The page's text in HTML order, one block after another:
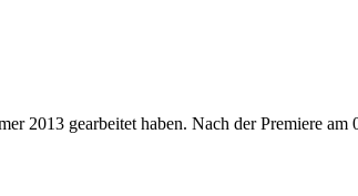
2013 gearbeitet haben. Nach der Premiere